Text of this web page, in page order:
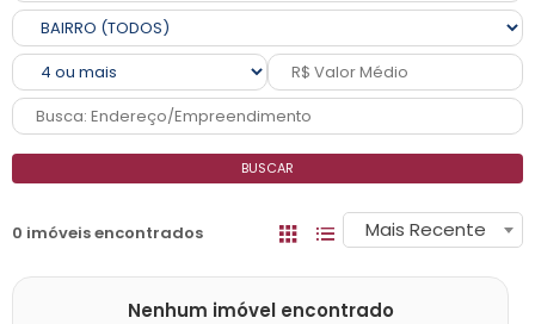
BUSCAR
0 imóveis encontrados Mais Recente
Nenhum imóvel encontrado